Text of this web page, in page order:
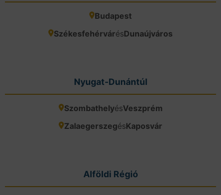
Budapest
SzékesfehérvárésDunaújváros
Nyugat-Dunántúl
SzombathelyésVeszprém
ZalaegerszegésKaposvár
Alföldi Régió